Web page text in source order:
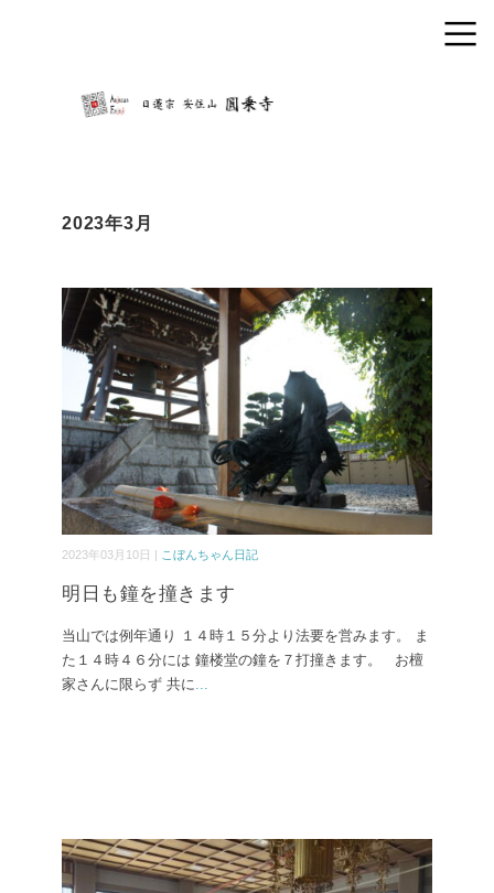
2023年3月
2023年03月10日 | こぼんちゃん日記
明日も鐘を撞きます
当山では例年通り １４時１５分より法要を営みます。 ま
た１４時４６分には 鐘楼堂の鐘を７打撞きます。 お檀
家さんに限らず 共に...